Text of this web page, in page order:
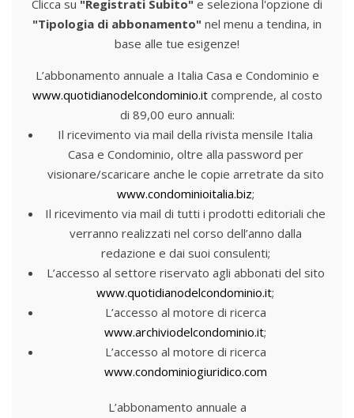
Clicca su "Registrati Subito" e seleziona l'opzione di
"Tipologia di abbonamento" nel menu a tendina, in
base alle tue esigenze!
L’abbonamento annuale a Italia Casa e Condominio e
www.quotidianodelcondominio.itcomprende, al costo
di 89,00 euro annuali:
Il ricevimento via mail della rivista mensile Italia
Casa e Condominio, oltre alla password per
visionare/scaricare anche le copie arretrate da sito
www.condominioitalia.biz;
Il ricevimento via mail di tutti i prodotti editoriali che
verranno realizzati nel corso dell’anno dalla
redazione e dai suoi consulenti;
L’accesso al settore riservato agli abbonati del sito
www.quotidianodelcondominio.it;
L’accesso al motore di ricerca
www.archiviodelcondominio.it;
L’accesso al motore di ricerca
www.condominiogiuridico.com
L’abbonamento annuale a